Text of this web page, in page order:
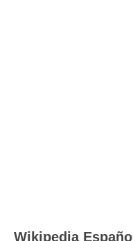
Wikipedia Español